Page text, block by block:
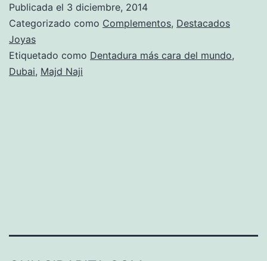
Cara
Mundo
Publicada el 3 diciembre, 2014
Categorizado como Complementos, Destacados
Joyas
Etiquetado como Dentadura más cara del mundo,
Dubai, Majd Naji